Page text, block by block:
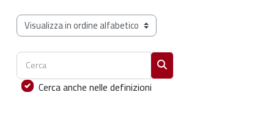
Sfoglia il glossario usando questo indice
Cerca
Cerca
Cerca anche nelle definizioni